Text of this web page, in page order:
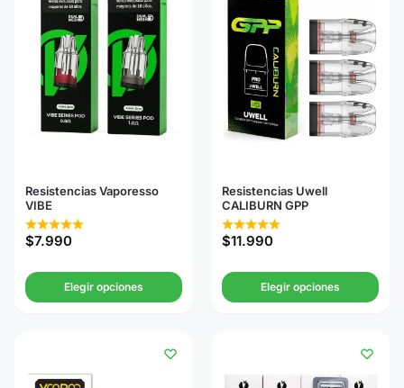
Resistencias Vaporesso
VIBE
$7.990
Elegir opciones
Resistencias Uwell
CALIBURN GPP
$11.990
Elegir opciones